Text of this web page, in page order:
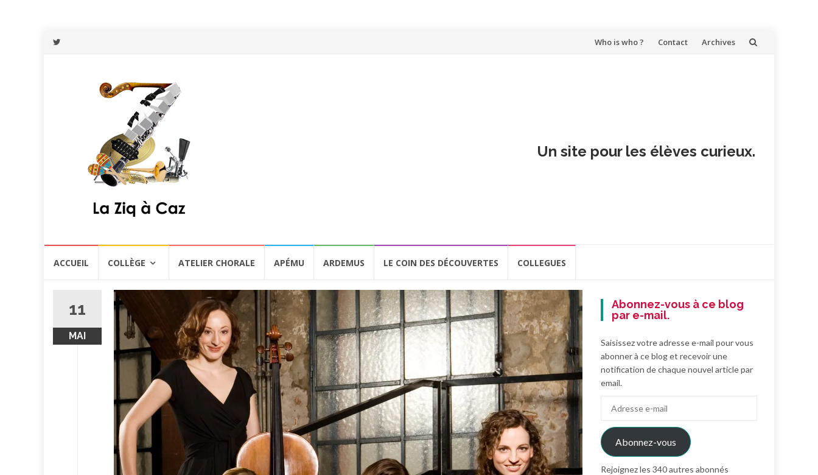
Aller
Who is who ? Contact Archives
Un site pour les élèves curieux.
ACCUEIL COLLÈGE ATELIER CHORALE APÉMU ARDEMUS LE COIN DES DÉCOUVERTES COLLEGUES
11
MAI
Abonnez-vous à ce blog
par e-mail.
Saisissez votre adresse e-mail pour vous
abonner à ce blog et recevoir une
notification de chaque nouvel article par
email.
mail
Abonnez-vous
Rejoignez les 340 autres abonnés